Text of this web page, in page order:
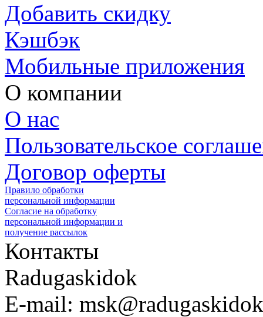
Добавить скидку
Кэшбэк
Мобильные приложения
О компании
О нас
Пользовательское
Договор оферты
Правило обработки
персональной информации
Согласие на обработку
персональной информации и
получение рассылок
Контакты
Radugaskidok
E-mail: